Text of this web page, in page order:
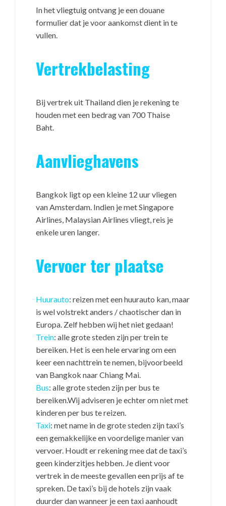
In het vliegtuig ontvang je een douane
formulier dat je voor aankomst dient in te
vullen.
Vertrekbelasting
Bij vertrek uit Thailand dien je rekening te
houden met een bedrag van 700 Thaise
Baht.
Aanvlieghavens
Bangkok ligt op een kleine 12 uur vliegen
van Amsterdam. Indien je met Singapore
Airlines, Malaysian Airlines vliegt, reis je
enkele uren langer.
Vervoer ter plaatse
Huurauto: reizen met een huurauto kan, maar
is wel volstrekt anders / chaotischer dan in
Europa. Zelf hebben wij het niet gedaan!
Trein: alle grote steden zijn per trein te
bereiken. Het is een hele ervaring om een
keer een nachttrein te nemen, bijvoorbeeld
van Bangkok naar Chiang Mai.
Bus: alle grote steden zijn per bus te
bereiken.Wij adviseren je echter om niet met
kinderen per bus te reizen.
Taxi: met name in de grote steden zijn taxi’s
een gemakkelijke en voordelige manier van
vervoer. Houdt er rekening mee dat de taxi’s
geen kinderzitjes hebben. Je dient voor
vertrek in de meeste gevallen een prijs af te
spreken. De taxi’s bij de hotels zijn vaak
duurder dan wanneer je een taxi aanhoudt